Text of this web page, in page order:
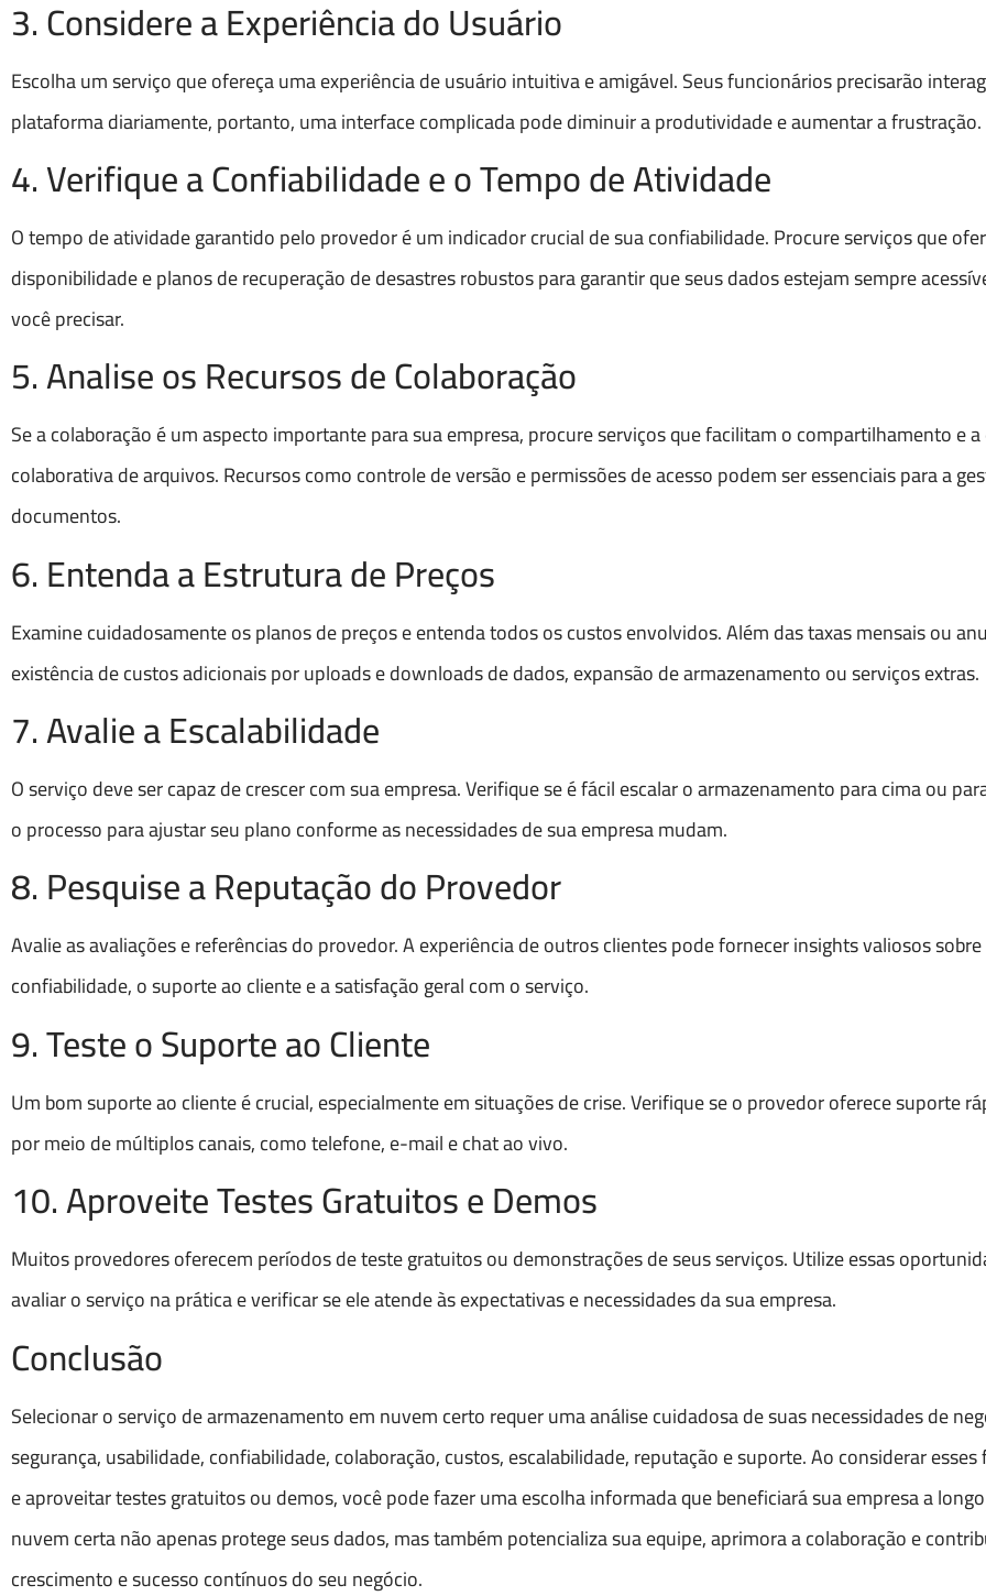
3. Considere a Experiência do Usuário
Escolha um serviço que ofereça uma experiência de usuário intuitiva e amigável. Seus funcionários precisarão
plataforma diariamente, portanto, uma interface complicada pode diminuir a produtividade e aumentar a frustração.
4. Verifique a Confiabilidade e o Tempo de Atividade
O tempo de atividade garantido pelo provedor é um indicador crucial de sua confiabilidade. Procure serviços que
disponibilidade e planos de recuperação de desastres robustos para garantir que seus dados estejam sempre
você precisar.
5. Analise os Recursos de Colaboração
Se a colaboração é um aspecto importante para sua empresa, procure serviços que facilitam o compartilhamento e
colaborativa de arquivos. Recursos como controle de versão e permissões de acesso podem ser essenciais para a
documentos.
6. Entenda a Estrutura de Preços
Examine cuidadosamente os planos de preços e entenda todos os custos envolvidos. Além das taxas mensais ou
existência de custos adicionais por uploads e downloads de dados, expansão de armazenamento ou serviços extras.
7. Avalie a Escalabilidade
O serviço deve ser capaz de crescer com sua empresa. Verifique se é fácil escalar o armazenamento para cima ou
o processo para ajustar seu plano conforme as necessidades de sua empresa mudam.
8. Pesquise a Reputação do Provedor
Avalie as avaliações e referências do provedor. A experiência de outros clientes pode fornecer insights valiosos
confiabilidade, o suporte ao cliente e a satisfação geral com o serviço.
9. Teste o Suporte ao Cliente
Um bom suporte ao cliente é crucial, especialmente em situações de crise. Verifique se o provedor oferece suporte
por meio de múltiplos canais, como telefone, e-mail e chat ao vivo.
10. Aproveite Testes Gratuitos e Demos
Muitos provedores oferecem períodos de teste gratuitos ou demonstrações de seus serviços. Utilize essas
avaliar o serviço na prática e verificar se ele atende às expectativas e necessidades da sua empresa.
Conclusão
Selecionar o serviço de armazenamento em nuvem certo requer uma análise cuidadosa de suas necessidades de
segurança, usabilidade, confiabilidade, colaboração, custos, escalabilidade, reputação e suporte. Ao considerar
e aproveitar testes gratuitos ou demos, você pode fazer uma escolha informada que beneficiará sua empresa a
nuvem certa não apenas protege seus dados, mas também potencializa sua equipe, aprimora a colaboração e
crescimento e sucesso contínuos do seu negócio.